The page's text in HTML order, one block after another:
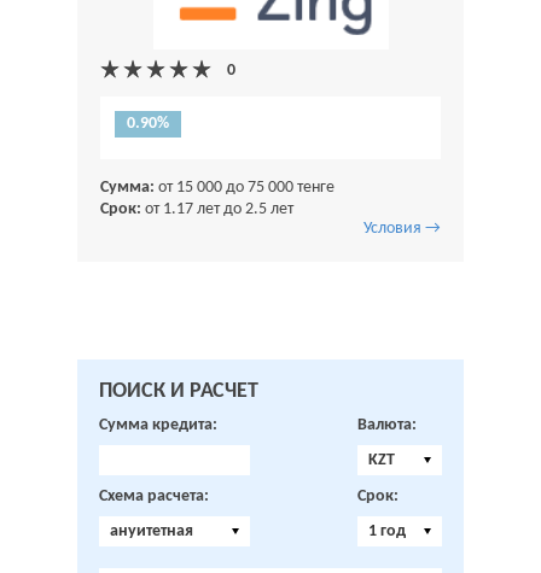
0.90%
Сумма: от 15 000 до 75 000 тенге
Срок: от 1.17 лет до 2.5 лет
Условия →
ПОИСК И РАСЧЕТ
Сумма кредита:
Валюта:
KZT
Схема расчета:
ануитетная
Срок:
1 год